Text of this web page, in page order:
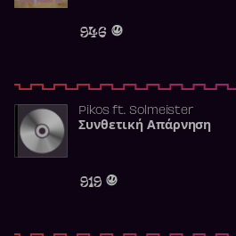
946
Pikosft. Solmeister
Συνθετική Απάρνηση
919